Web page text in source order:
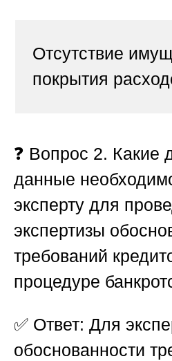
Отсутствие
покрытия
❓ Вопрос 2. Какие
данные
эксперту для
экспертизы
требований
процедуре
✅ Ответ: Для
обоснованности